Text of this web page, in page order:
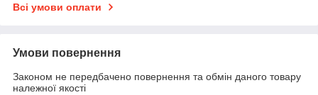
Всі умови оплати
Умови повернення
Законом не передбачено повернення та обмін даного товару
належної якості